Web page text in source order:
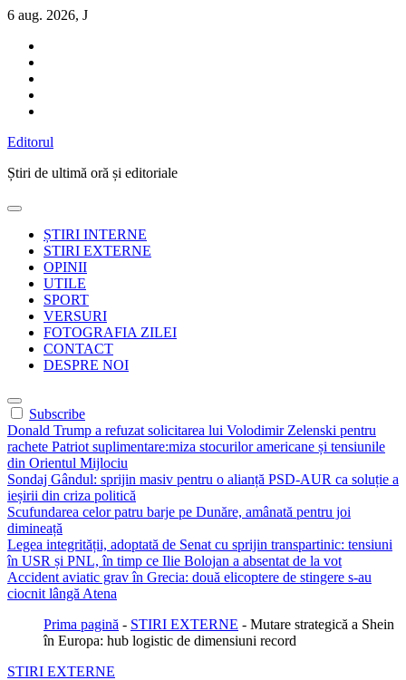
Sari
conținut
6 aug. 2026, J
Editorul
Știri de ultimă oră și editoriale
ȘTIRI INTERNE
STIRI EXTERNE
OPINII
UTILE
SPORT
VERSURI
FOTOGRAFIA ZILEI
CONTACT
DESPRE NOI
Subscribe
Donald Trump a refuzat solicitarea lui Volodimir Zelenski pentru
rachete Patriot suplimentare:miza stocurilor americane și tensiunile
din Orientul Mijlociu
Sondaj Gândul: sprijin masiv pentru o alianță PSD-AUR ca soluție a
ieșirii din criza politică
Scufundarea celor patru barje pe Dunăre, amânată pentru joi
dimineață
Legea integrității, adoptată de Senat cu sprijin transpartinic: tensiuni
în USR și PNL, în timp ce Ilie Bolojan a absentat de la vot
Accident aviatic grav în Grecia: două elicoptere de stingere s-au
ciocnit lângă Atena
Prima pagină - STIRI EXTERNE - Mutare strategică a Shein
în Europa: hub logistic de dimensiuni record
STIRI EXTERNE